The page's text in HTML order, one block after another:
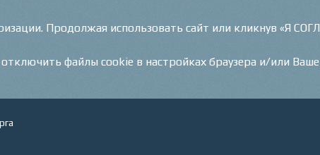
Продолжая использовать сайт или кликнув «Я
файлы cookie в настройках браузера и/или